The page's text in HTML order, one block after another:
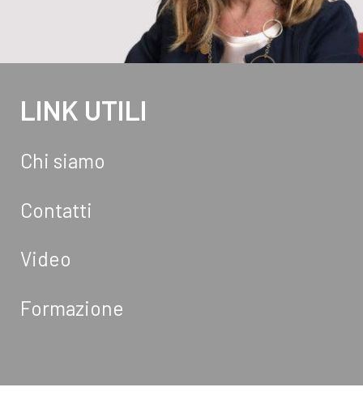
LINK UTILI
Chi siamo
Contatti
Video
Formazione